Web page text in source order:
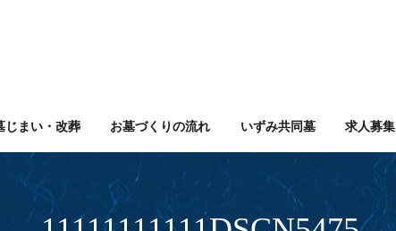
じまい・改葬 お墓づくりの流れ いずみ共同墓 求人募集